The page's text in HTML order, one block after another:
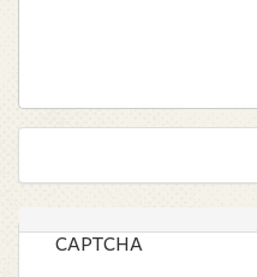
CAPTCHA